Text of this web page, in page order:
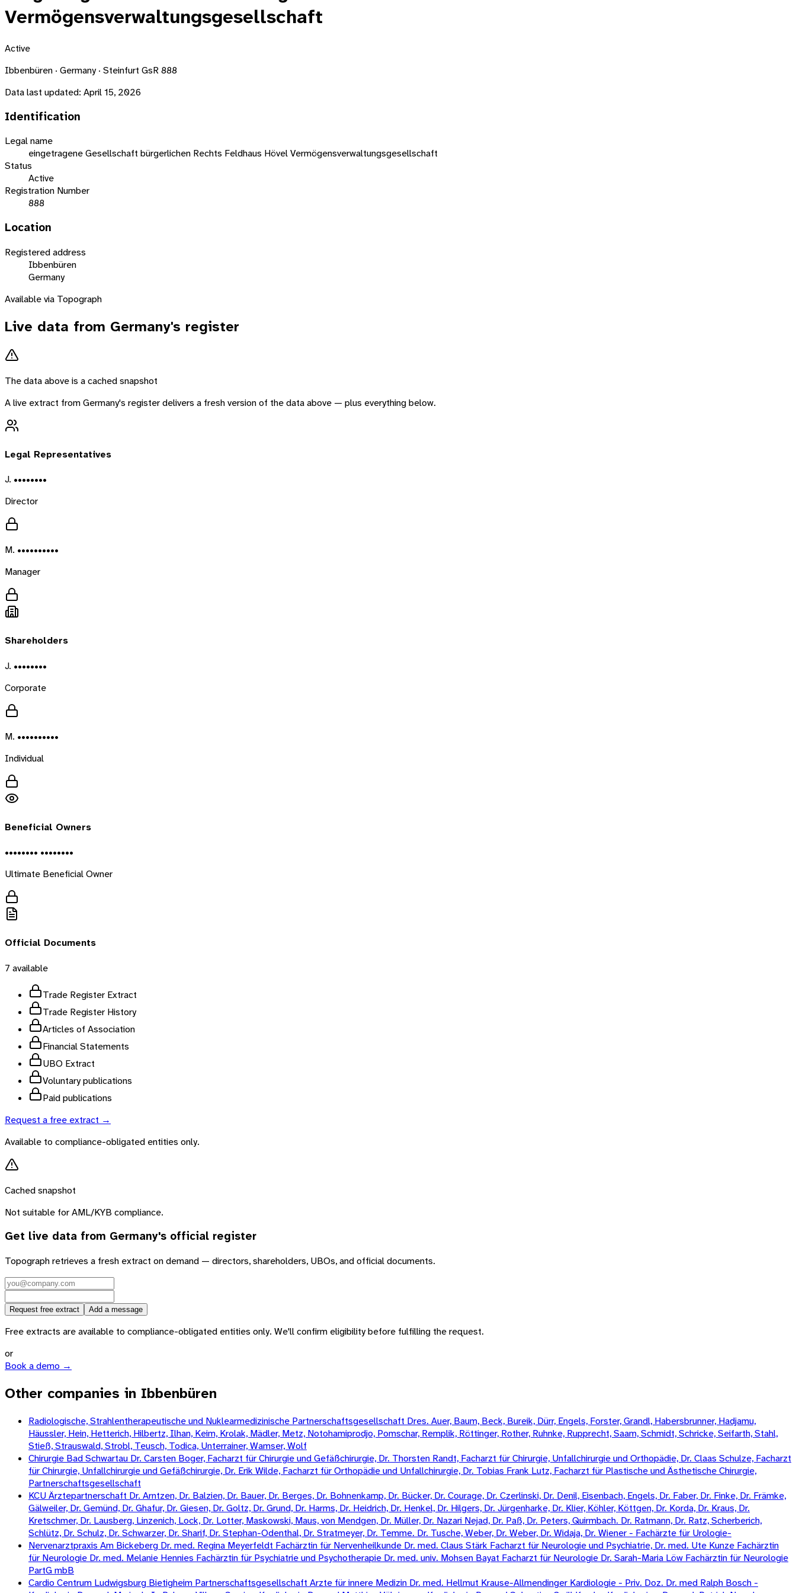
Vermögensverwaltungsgesellschaft
Active
Ibbenbüren · Germany · Steinfurt GsR 888
Data last updated: April 15, 2026
Identification
Legal name
eingetragene Gesellschaft bürgerlichen Rechts Feldhaus Hövel Vermögensverwaltungsgesellschaft
Status
Active
Registration Number
888
Location
Registered address
Ibbenbüren
Germany
Available via Topograph
Live data from Germany's register
The data above is a cached snapshot
A live extract fromGermany's register delivers a fresh version of the data above — plus everything below.
Legal Representatives
J. ••••••••
Director
M. ••••••••••
Manager
Shareholders
J. ••••••••
Corporate
M. ••••••••••
Individual
Beneficial Owners
•••••••• ••••••••
Ultimate Beneficial Owner
Official Documents
7 available
Trade Register Extract
Trade Register History
Articles of Association
Financial Statements
UBO Extract
Voluntary publications
Paid publications
Request a free extract →
Available to compliance-obligated entities only.
Cached snapshot
Not suitable for AML/KYB compliance.
Get live data from Germany's official register
Topograph retrieves a fresh extract on demand — directors, shareholders, UBOs, and official documents.
Request free extract Add a message
Free extracts are available to compliance-obligated entities only. We'll confirm eligibility before fulfilling the request.
or
Book a demo →
Other companies in Ibbenbüren
Radiologische, Strahlentherapeutische und Nuklearmedizinische Partnerschaftsgesellschaft Dres. Auer, Baum, Beck, Bureik, Dürr, Engels, Forster, Grandl, Habersbrunner, Hadjamu,
Häussler, Hein, Hetterich, Hilbertz, Ilhan, Keim, Krolak, Mädler, Metz, Notohamiprodjo, Pomschar, Remplik, Röttinger, Rother, Ruhnke, Rupprecht, Saam, Schmidt, Schricke, Seifarth, Stahl,
Stieß, Strauswald, Strobl, Teusch, Todica, Unterrainer, Wamser, Wolf
Chirurgie Bad Schwartau Dr. Carsten Boger, Facharzt für Chirurgie und Gefäßchirurgie, Dr. Thorsten Randt, Facharzt für Chirurgie, Unfallchirurgie und Orthopädie, Dr. Claas Schulze, Facharzt
für Chirurgie, Unfallchirurgie und Gefäßchirurgie, Dr. Erik Wilde, Facharzt für Orthopädie und Unfallchirurgie, Dr. Tobias Frank Lutz, Facharzt für Plastische und Ästhetische Chirurgie,
Partnerschaftsgesellschaft
KCU Ärztepartnerschaft Dr. Arntzen, Dr. Balzien, Dr. Bauer, Dr. Berges, Dr. Bohnenkamp, Dr. Bücker, Dr. Courage, Dr. Czerlinski, Dr. Denil, Eisenbach, Engels, Dr. Faber, Dr. Finke, Dr. Främke,
Gälweiler, Dr. Gemünd, Dr. Ghafur, Dr. Giesen, Dr. Goltz, Dr. Grund, Dr. Harms, Dr. Heidrich, Dr. Henkel, Dr. Hilgers, Dr. Jürgenharke, Dr. Klier, Köhler, Köttgen, Dr. Korda, Dr. Kraus, Dr.
Kretschmer, Dr. Lausberg, Linzenich, Lock, Dr. Lotter, Maskowski, Maus, von Mendgen, Dr. Müller, Dr. Nazari Nejad, Dr. Paß, Dr. Peters, Quirmbach. Dr. Ratmann, Dr. Ratz, Scherberich,
Schlütz, Dr. Schulz, Dr. Schwarzer, Dr. Sharif, Dr. Stephan-Odenthal, Dr. Stratmeyer, Dr. Temme. Dr. Tusche, Weber, Dr. Weber, Dr. Widaja, Dr. Wiener - Fachärzte für Urologie-
Nervenarztpraxis Am Bickeberg Dr. med. Regina Meyerfeldt Fachärztin für Nervenheilkunde Dr. med. Claus Stärk Facharzt für Neurologie und Psychiatrie, Dr. med. Ute Kunze Fachärztin
für Neurologie Dr. med. Melanie Hennies Fachärztin für Psychiatrie und Psychotherapie Dr. med. univ. Mohsen Bayat Facharzt für Neurologie Dr. Sarah-Maria Löw Fachärztin für Neurologie
PartG mbB
Cardio Centrum Ludwigsburg Bietigheim Partnerschaftsgesellschaft Arzte für innere Medizin Dr. med. Hellmut Krause-Allmendinger Kardiologie - Priv. Doz. Dr. med Ralph Bosch -